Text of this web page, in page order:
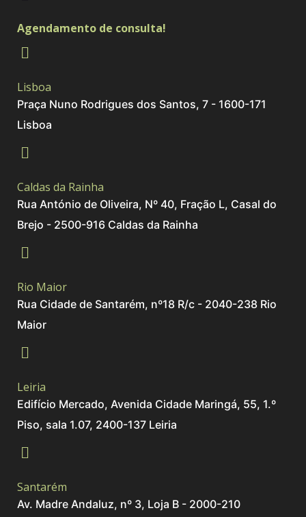
Agendamento de consulta!
Lisboa
Praça Nuno Rodrigues dos Santos, 7 - 1600-171
Lisboa
Caldas da Rainha
Rua António de Oliveira, Nº 40, Fração L, Casal do
Brejo - 2500-916 Caldas da Rainha
Rio Maior
Rua Cidade de Santarém, nº18 R/c - 2040-238 Rio
Maior
Leiria
Edifício Mercado, Avenida Cidade Maringá, 55, 1.º
Piso, sala 1.07, 2400-137 Leiria
Santarém
Av. Madre Andaluz, nº 3, Loja B - 2000-210